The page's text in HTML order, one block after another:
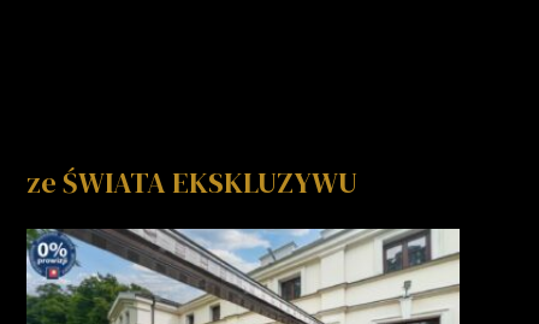
ze ŚWIATA EKSKLUZYWU